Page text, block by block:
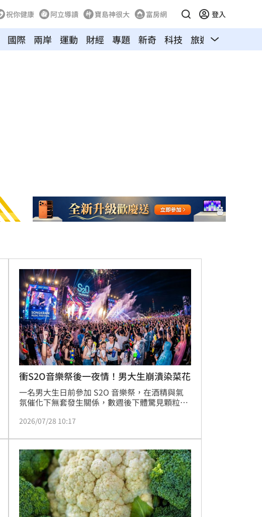
祝你健康 阿立導讀 寶島神很大 富房網 登入
國際 兩岸 運動 財經 專題 新奇 科技 旅遊 汽車
衝S2O音樂祭後一夜情！男大生崩潰染菜花
一名男大生日前參加 S2O 音樂祭，在酒精與氣
氛催化下無套發生關係，數週後下體驚見顆粒凸
PO 隨後將自身慘痛經歷發表於 Dcard，說明治
網友熱烈討論與警惕。
2026/07/28 10:17